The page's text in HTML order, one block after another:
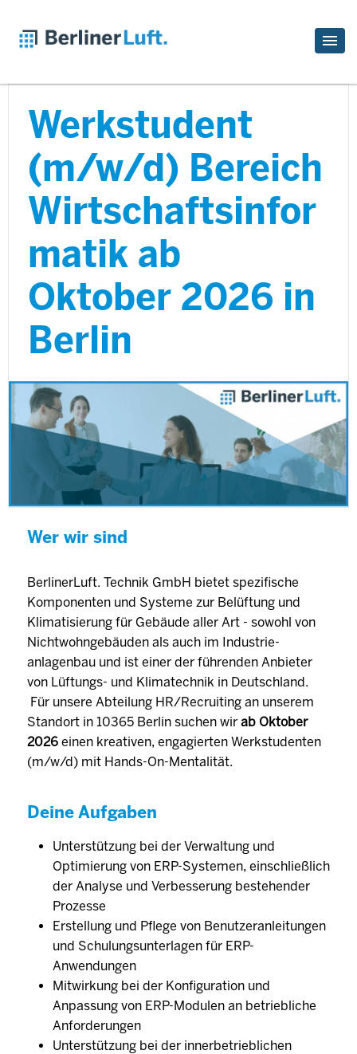
Werkstudent
(m/w/d) Bereich
Wirtschaftsinfor
matik ab
Oktober 2026 in
Berlin
Wer wir sind
BerlinerLuft. Technik GmbH bietet spezifische
Komponenten und Systeme zur Belüftung und
Klimatisierung für Gebäude aller Art - sowohl von
Nichtwohngebäuden als auch im Industrie-
anlagenbau und ist einer der führenden Anbieter
von Lüftungs- und Klimatechnik in Deutschland.
Für unsere Abteilung HR/Recruiting an unserem
Standort in 10365 Berlin suchen wir ab Oktober
2026 einen kreativen, engagierten Werkstudenten
(m/w/d) mit Hands-On-Mentalität.
Deine Aufgaben
Unterstützung bei der Verwaltung und
Optimierung von ERP-Systemen, einschließlich
der Analyse und Verbesserung bestehender
Prozesse
Erstellung und Pflege von Benutzeranleitungen
und Schulungsunterlagen für ERP-
Anwendungen
Mitwirkung bei der Konfiguration und
Anpassung von ERP-Modulen an betriebliche
Anforderungen
Unterstützung bei der innerbetrieblichen